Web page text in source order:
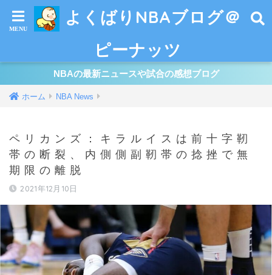
よくばりNBAブログ＠
ピーナッツ
NBAの最新ニュースや試合の感想ブログ
ホーム NBA News
ペリカンズ：キラルイスは前十字靭
帯の断裂、内側側副靭帯の捻挫で無
期限の離脱
2021年12月10日